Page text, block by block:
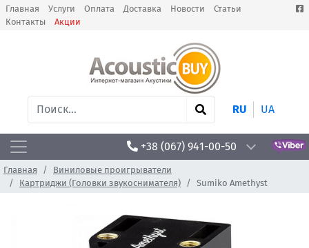
Главная Услуги Оплата Доставка Новости
Статьи
Контакты
Акции
RU UA
+38 (067) 941-00-50
Главная
Виниловые проигрыватели
Картриджи (Головки звукоснимателя)
Sumiko Amethyst